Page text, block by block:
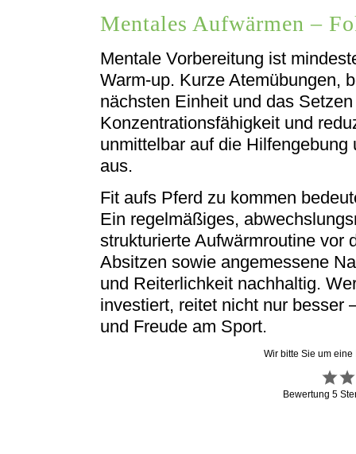
Mentales Aufwärmen –
Mentale Vorbereitung ist
Warm-up. Kurze Atemübungen,
nächsten Einheit und das
Konzentrationsfähigkeit und
unmittelbar auf die
aus.
Fit aufs Pferd zu kommen
Ein regelmäßiges,
strukturierte Aufwärmroutine vor
Absitzen sowie angemessene
und Reiterlichkeit nachhaltig.
investiert, reitet nicht nur besser
und Freude am Sport.
Wir bitte Sie um
Bewertung5